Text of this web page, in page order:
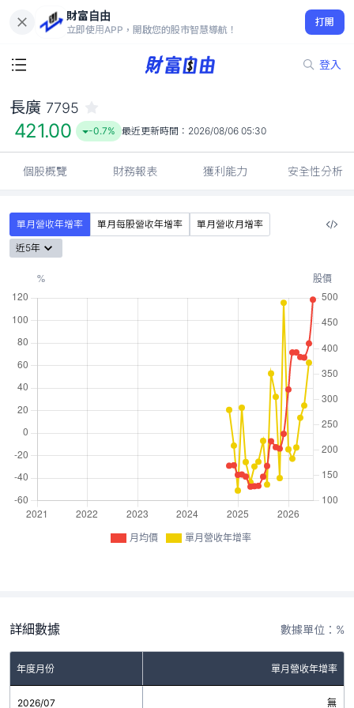
財富自由
立即使用APP，開啟您的股市智慧導航！
打開
登入
421.00
-0.7%
長廣 7795
421.00 -0.7% 最近更新時間： 2026/08/06 05:30
個股概覽 財務報表 獲利能力 安全性分析
單月營收年增率 單月每股營收年增率
單月營收月增率
近5年
月均價 單月營收年增率
詳細數據 數據單位：%
年度月份 單月營收年增率
2026/07 無